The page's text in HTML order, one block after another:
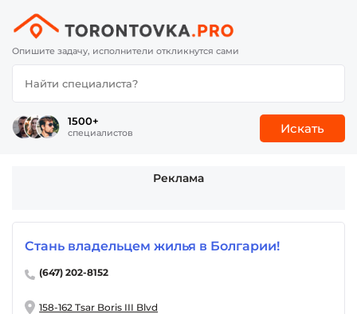
Опишите задачу, исполнители откликнутся сами
1500+
специалистов Искать
Реклама
Стань владельцем жилья в Болгарии!
(647) 202-8152
158-162 Tsar Boris III Blvd